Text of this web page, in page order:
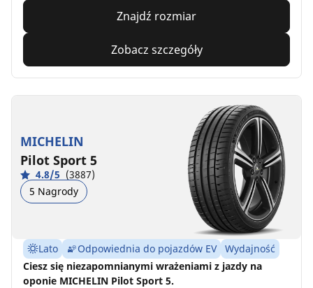
Znajdź rozmiar
Zobacz szczegóły
MICHELIN
Pilot Sport 5
4.8/5 (3887)
5 Nagrody
Lato Odpowiednia do pojazdów EV
Wydajność
Ciesz się niezapomnianymi wrażeniami z jazdy na
oponie MICHELIN Pilot Sport 5.